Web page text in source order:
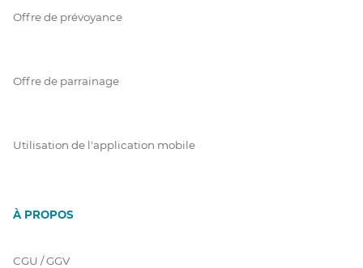
Offre de prévoyance
Offre de parrainage
Utilisation de l'application mobile
À PROPOS
CGU / GGV